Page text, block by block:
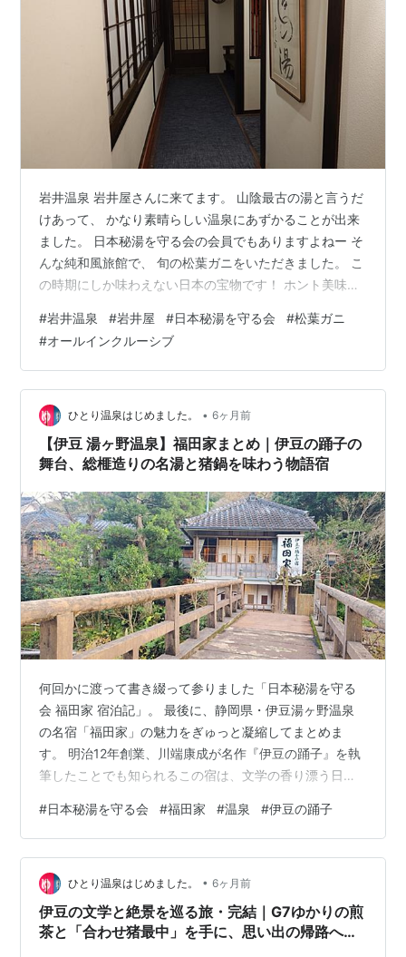
岩井温泉 岩井屋さんに来てます。 山陰最古の湯と言うだ
けあって、 かなり素晴らしい温泉にあずかることが出来
ました。 日本秘湯を守る会の会員でもありますよねー そ
んな純和風旅館で、 旬の松葉ガニをいただきました。 こ
の時期にしか味わえない日本の宝物です！ ホント美味し
ょうー 夜のしかるべき時間に男女入れ替わるので、 その
前後でお風呂を楽しみます。 美味しい物とかけ流し温
泉、 まさにこの世の天国を味わってるわけです！ さて温
泉に癒された後は、 もう一つのイベントが待ってます！
それがコチラ！ いそいそとラウンジへ向かいました。 そ
う、 ここはオ…
#岩井温泉 #岩井屋 #日本秘湯を守る会 #松葉ガニ
#オールインクルーシブ
ひとり温泉はじめました。 • 6ヶ月前
【伊豆 湯ヶ野温泉】福田家まとめ｜伊豆の踊子の
舞台、総榧造りの名湯と猪鍋を味わう物語宿
何回かに渡って書き綴って参りました「日本秘湯を守る
会 福田家 宿泊記」。 最後に、静岡県・伊豆湯ヶ野温泉
の名宿「福田家」の魅力をぎゅっと凝縮してまとめま
す。 明治12年創業、川端康成が名作『伊豆の踊子』を執
筆したことでも知られるこの宿は、文学の香り漂う日本
の豊かな山海の幸を堪能し、川のせせらぎに包まれる時
間は、日常を忘れさせてくれる至福のひとときです。 🛏️
客室の魅力：物語が生まれた場所、映画の舞台 福田家に
は、文学ファンならずとも胸が熱くなる歴史的な客室が
揃っています。今回宿泊したのは、映画『伊豆の踊子』
の撮影にも使われた「踊子の七」。二間…
#日本秘湯を守る会 #福田家 #温泉 #伊豆の踊子
ひとり温泉はじめました。 • 6ヶ月前
​伊豆の文学と絶景を巡る旅・完結｜G7ゆかりの煎
茶と「合わせ猪最中」を手に、思い出の帰路へ｜